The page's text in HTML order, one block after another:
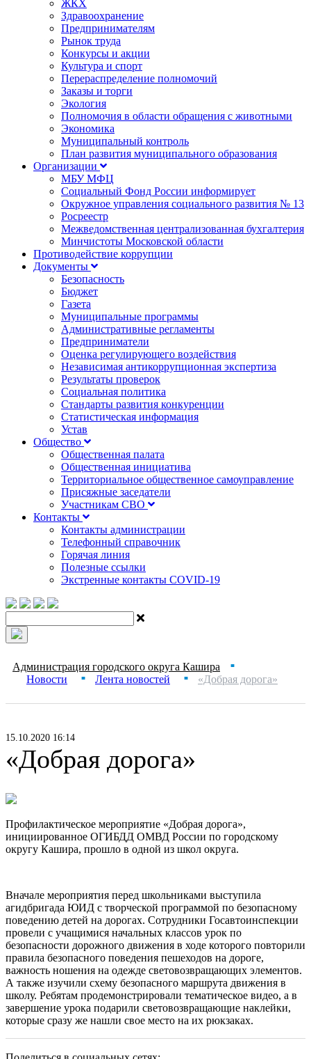
ЖКХ
Здравоохранение
Предпринимателям
Рынок труда
Конкурсы и акции
Культура и спорт
Перераспределение полномочий
Заказы и торги
Экология
Полномочия в области обращения с животными
Экономика
Муниципальный контроль
План развития муниципального образования
Организации
МБУ МФЦ
Социальный Фонд России информирует
Окружное управления социального развития № 13
Росреестр
Межведомственная централизованная бухгалтерия
Минчистоты Московской области
Противодействие коррупции
Документы
Безопасность
Бюджет
Газета
Муниципальные программы
Административные регламенты
Предприниматели
Оценка регулирующего воздействия
Независимая антикоррупционная экспертиза
Результаты проверок
Социальная политика
Стандарты развития конкуренции
Статистическая информация
Устав
Общество
Общественная палата
Общественная инициатива
Территориальное общественное самоуправление
Присяжные заседатели
Участникам СВО
Контакты
Контакты администрации
Телефонный справочник
Горячая линия
Полезные ссылки
Экстренные контакты COVID-19
Администрация городского округа Кашира ■
Новости ■ Лента новостей ■ «Добрая дорога»
15.10.2020 16:14
«Добрая дорога»
Профилактическое мероприятие «Добрая дорога»,
инициированное ОГИБДД ОМВД России по городскому
округу Кашира, прошло в одной из школ округа.
Вначале мероприятия перед школьниками выступила
агидбригада ЮИД с творческой программой по безопасному
поведению детей на дорогах. Сотрудники Госавтоинспекции
провели с учащимися начальных классов урок по
безопасности дорожного движения в ходе которого повторили
правила безопасного поведения пешеходов на дороге,
важность ношения на одежде световозвращающих элементов.
А также изучили схему безопасного маршрута движения в
школу. Ребятам продемонстрировали тематическое видео, а в
завершение урока подарили световозвращающие наклейки,
которые сразу же нашли свое место на их рюкзаках.